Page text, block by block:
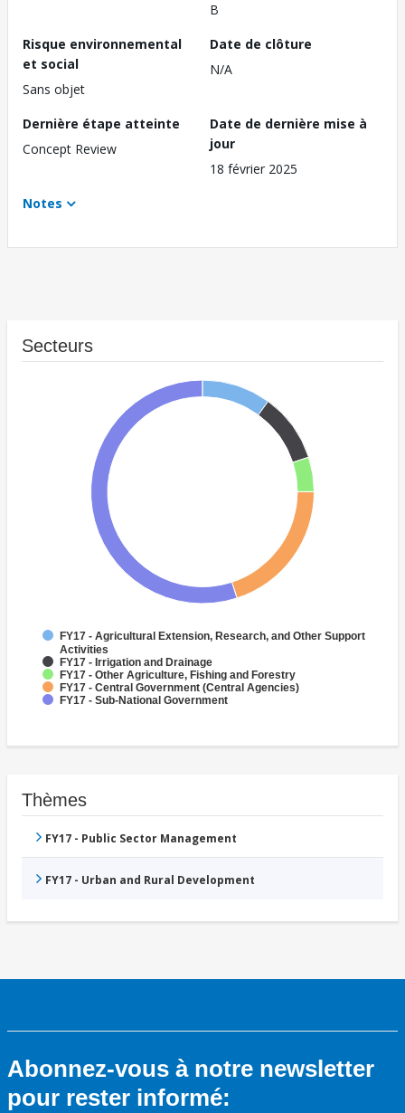
B
Risque environnemental
et social
Sans objet
Date de clôture
N/A
Dernière étape atteinte
Concept Review
Date de dernière mise à
jour
18 février 2025
Notes
Secteurs
FY17 - Agricultural Extension, Research, and Other Support
Activities
FY17 - Irrigation and Drainage
FY17 - Other Agriculture, Fishing and Forestry
FY17 - Central Government (Central Agencies)
FY17 - Sub-National Government
Thèmes
FY17 - Public Sector Management
FY17 - Urban and Rural Development
Abonnez-vous à notre newsletter
pour rester informé: